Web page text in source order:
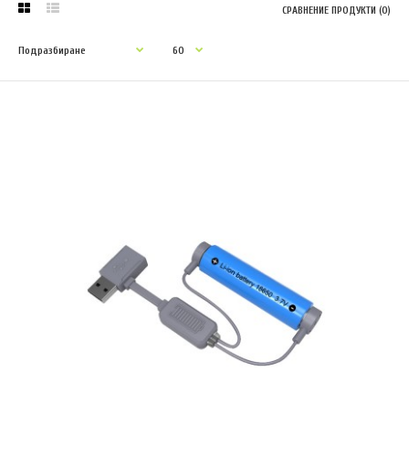
СРАВНЕНИЕ ПРОДУКТИ (0)